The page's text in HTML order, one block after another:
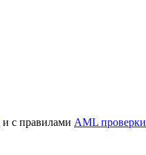
и с правилами AML проверки